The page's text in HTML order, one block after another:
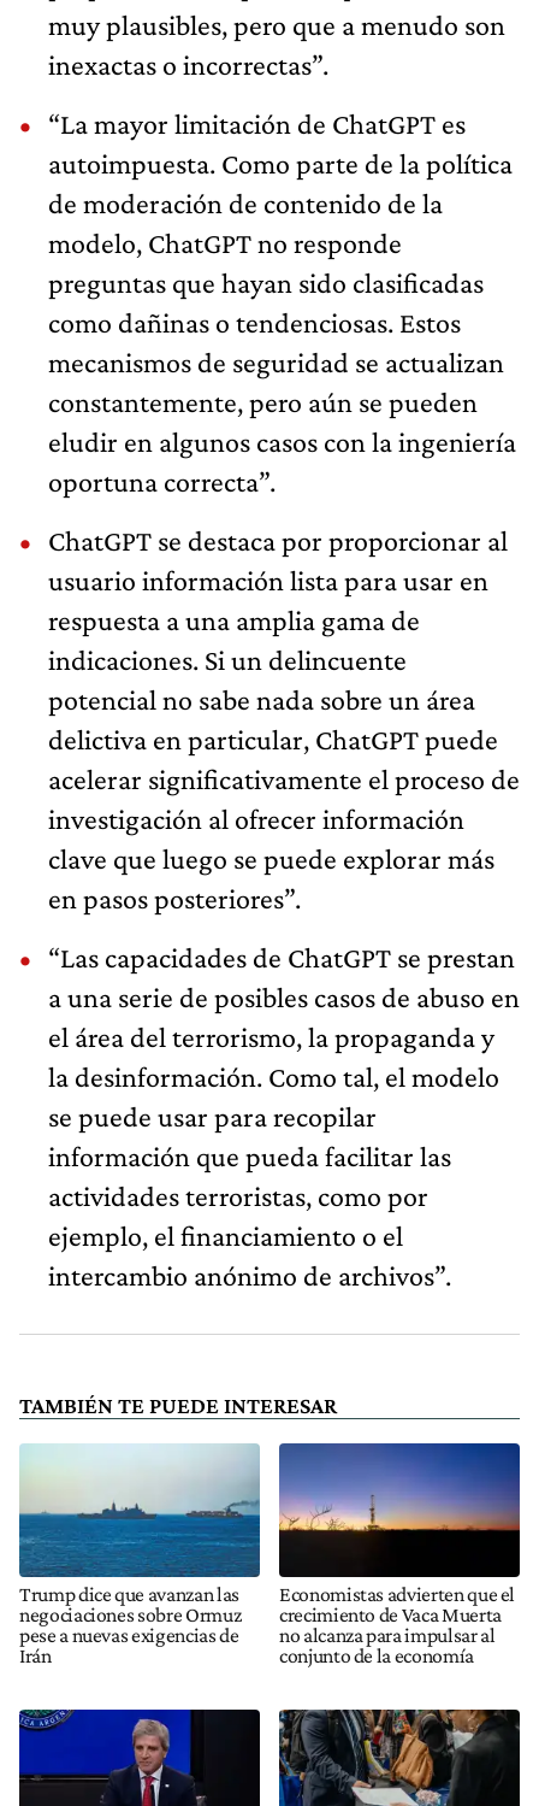
muy plausibles, pero que a menudo son
inexactas o incorrectas”.
“La mayor limitación de ChatGPT es
autoimpuesta. Como parte de la política
de moderación de contenido de la
modelo, ChatGPT no responde
preguntas que hayan sido clasificadas
como dañinas o tendenciosas. Estos
mecanismos de seguridad se actualizan
constantemente, pero aún se pueden
eludir en algunos casos con la ingeniería
oportuna correcta”.
ChatGPT se destaca por proporcionar al
usuario información lista para usar en
respuesta a una amplia gama de
indicaciones. Si un delincuente
potencial no sabe nada sobre un área
delictiva en particular, ChatGPT puede
acelerar significativamente el proceso de
investigación al ofrecer información
clave que luego se puede explorar más
en pasos posteriores”.
“Las capacidades de ChatGPT se prestan
a una serie de posibles casos de abuso en
el área del terrorismo, la propaganda y
la desinformación. Como tal, el modelo
se puede usar para recopilar
información que pueda facilitar las
actividades terroristas, como por
ejemplo, el financiamiento o el
intercambio anónimo de archivos”.
TAMBIÉN TE PUEDE INTERESAR
Trump dice que avanzan las
negociaciones sobre Ormuz
pese a nuevas exigencias de
Irán
Economistas advierten que el
crecimiento de Vaca Muerta
no alcanza para impulsar al
conjunto de la economía